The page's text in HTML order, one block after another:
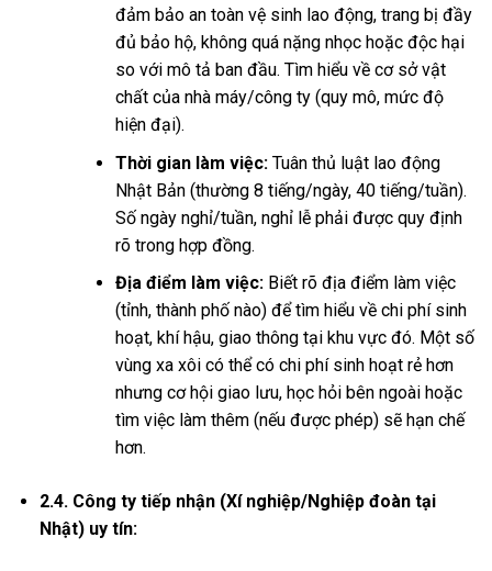
đảm bảo an toàn vệ sinh lao động, trang bị đầy
đủ bảo hộ, không quá nặng nhọc hoặc độc hại
so với mô tả ban đầu. Tìm hiểu về cơ sở vật
chất của nhà máy/công ty (quy mô, mức độ
hiện đại).
Thời gian làm việc:Tuân thủ luật lao động
Nhật Bản (thường 8 tiếng/ngày, 40 tiếng/tuần).
Số ngày nghỉ/tuần, nghỉ lễ phải được quy định
rõ trong hợp đồng.
Địa điểm làm việc:Biết rõ địa điểm làm việc
(tỉnh, thành phố nào) để tìm hiểu về chi phí sinh
hoạt, khí hậu, giao thông tại khu vực đó. Một số
vùng xa xôi có thể có chi phí sinh hoạt rẻ hơn
nhưng cơ hội giao lưu, học hỏi bên ngoài hoặc
tìm việc làm thêm (nếu được phép) sẽ hạn chế
hơn.
2.4. Công ty tiếp nhận (Xí nghiệp/Nghiệp đoàn tại
Nhật) uy tín: